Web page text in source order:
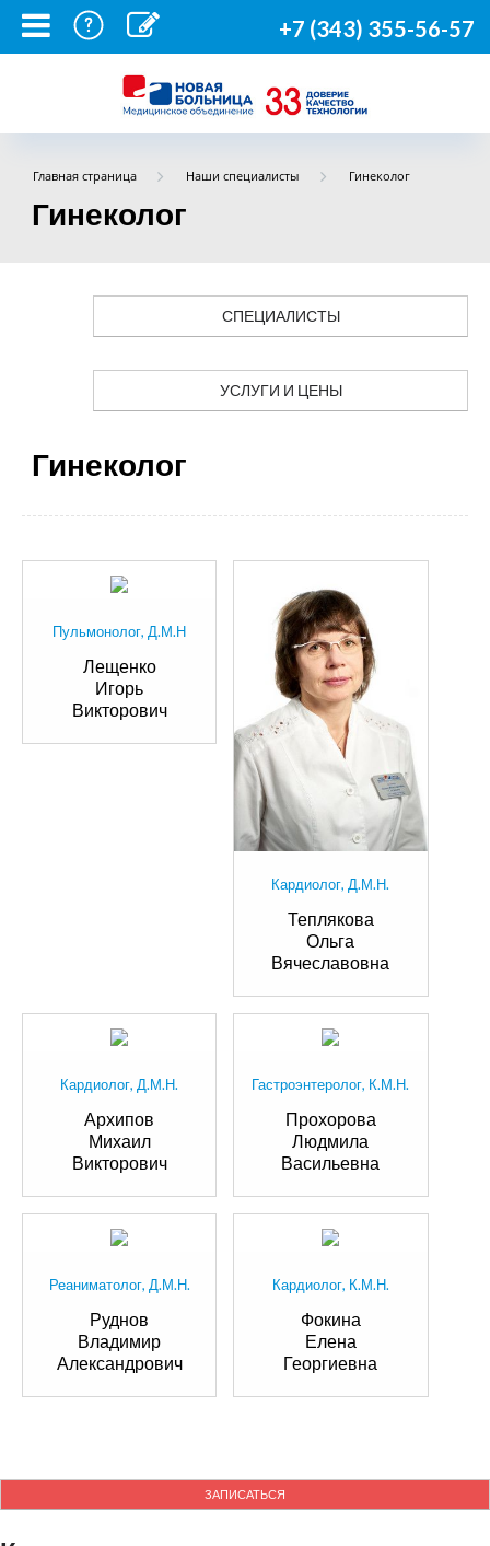
+7 (343) 355-56-57
Главная страница Наши специалисты Гинеколог
Гинеколог
СПЕЦИАЛИСТЫ
УСЛУГИ И ЦЕНЫ
Гинеколог
Пульмонолог, Д.М.Н
Лещенко
Игорь
Викторович
Кардиолог, Д.М.Н.
Теплякова
Ольга
Вячеславовна
Кардиолог, Д.М.Н.
Архипов
Михаил
Викторович
Гастроэнтеролог, К.М.Н.
Прохорова
Людмила
Васильевна
Реаниматолог, Д.М.Н.
Руднов
Владимир
Александрович
Кардиолог, К.М.Н.
Фокина
Елена
Георгиевна
ЗАПИСАТЬСЯ